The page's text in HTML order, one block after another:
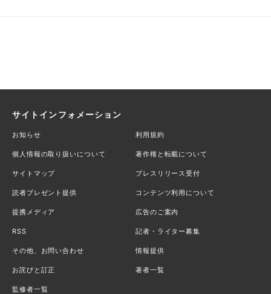
サイトインフォメーション
お知らせ 利用規約
個人情報の取り扱いについて 著作権と転載について
サイトマップ プレスリリース受付
読者プレゼント提供 コンテンツ利用について
提携メディア 広告のご案内
RSS 記者・ライター募集
その他、お問い合わせ 情報提供
お詫びと訂正 著者一覧
監修者一覧